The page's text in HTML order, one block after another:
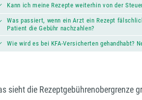
Kann ich meine Rezepte weiterhin von der
Was passiert, wenn ein Arzt ein Rezept
Patient die Gebühr nachzahlen?
Wie wird es bei KFA-Versicherten gehandhabt?
sieht die Rezeptgebührenobergrenze